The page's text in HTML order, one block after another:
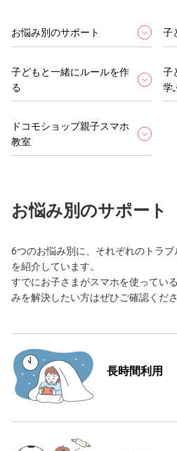
お悩み別のサポート 子
子どもと一緒にルールを作
る
子
学
ドコモショップ親子スマホ
教室
お悩み別のサポート
6つのお悩み別に、それぞれのトラ
を紹介しています。
すでにお子さまがスマホを使ってい
みを解決したい方はぜひご確認くださ
長時間利用